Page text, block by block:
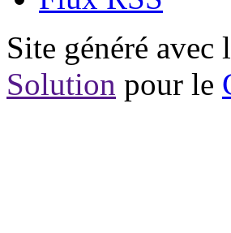
Site généré
Solution pour le